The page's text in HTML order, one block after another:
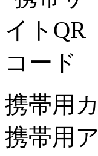
携帯用
携帯用